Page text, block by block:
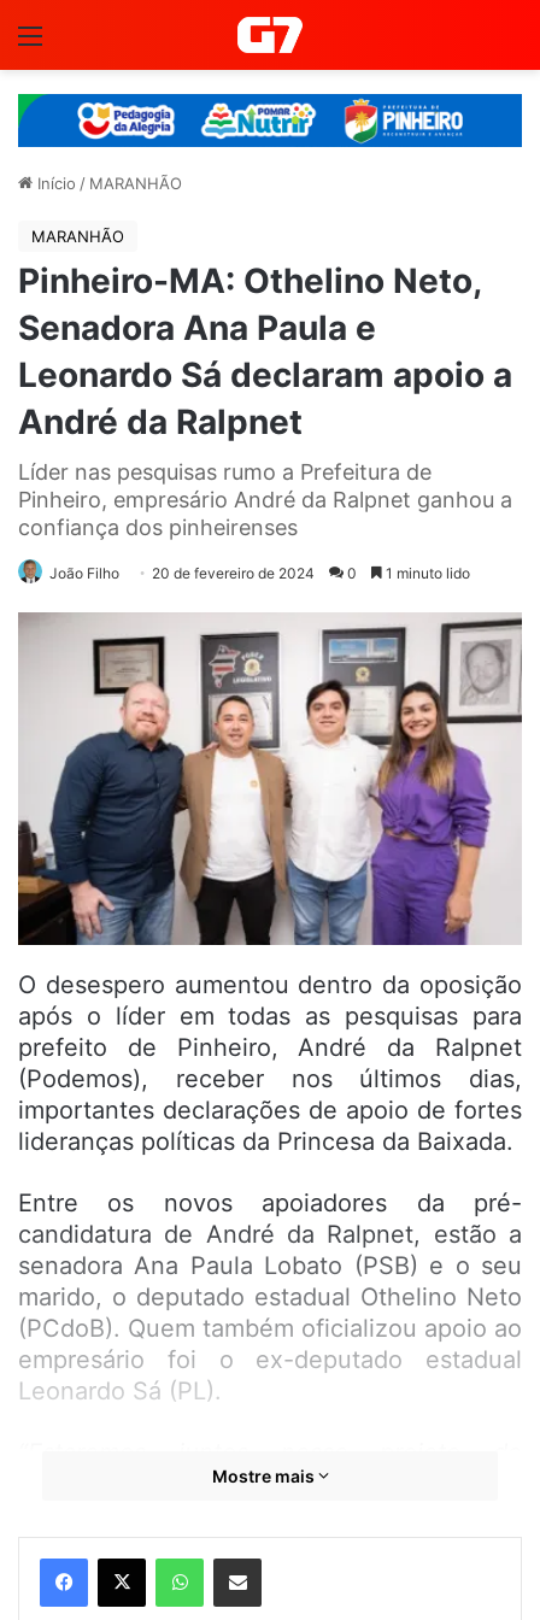
Início / MARANHÃO
MARANHÃO
Pinheiro-MA: Othelino Neto,
Senadora Ana Paula e
Leonardo Sá declaram apoio a
André da Ralpnet
Líder nas pesquisas rumo a Prefeitura de
Pinheiro, empresário André da Ralpnet ganhou a
confiança dos pinheirenses
João Filho 20 de fevereiro de 2024 0 1 minuto lido
O desespero aumentou dentro da oposição
após o líder em todas as pesquisas para
prefeito de Pinheiro, André da Ralpnet
(Podemos), receber nos últimos dias,
importantes declarações de apoio de fortes
lideranças políticas da Princesa da Baixada.
Entre os novos apoiadores da pré-
candidatura de André da Ralpnet, estão a
senadora Ana Paula Lobato (PSB) e o seu
marido, o deputado estadual Othelino Neto
(PCdoB). Quem também oficializou apoio ao
empresário foi o ex-deputado estadual
Leonardo Sá (PL).
mudança para tornar a nossa cidade ainda
como sempre sonhamos. Contamos com a
confiança de todos nessa luta por
mudanças em nossa cidade
Mostre mais